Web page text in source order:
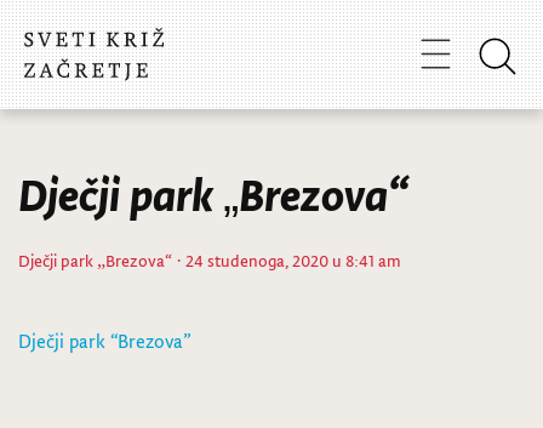
Dječji park „Brezova“
Dječji park „Brezova“ · 24 studenoga, 2020 u 8:41 am
Dječji park “Brezova”